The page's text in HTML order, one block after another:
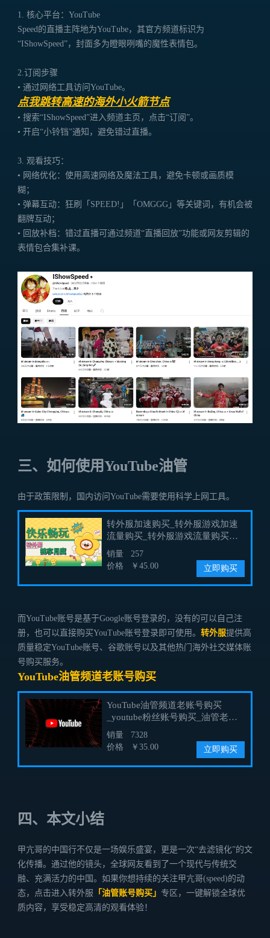
1. 核心平台：YouTube
Speed的直播主阵地为YouTube，其官方频道标识为
“IShowSpeed”，封面多为瞪眼咧嘴的魔性表情包。
2.订阅步骤
• 通过网络工具访问YouTube。
点我跳转高速的海外小火箭节点
• 搜索“IShowSpeed”进入频道主页，点击“订阅”。
• 开启“小铃铛”通知，避免错过直播。
3. 观看技巧：
• 网络优化：使用高速网络及魔法工具，避免卡顿或画质模
糊；
• 弹幕互动：狂刷「SPEED!」「OMGGG」等关键词，有机会被
翻牌互动；
• 回放补档：错过直播可通过频道“直播回放”功能或网友剪辑的
表情包合集补课。
三、如何使用YouTube油管
由于政策限制，国内访问YouTube需要使用科学上网工具。
而YouTube账号是基于Google账号登录的，没有的可以自己注
册，也可以直接购买YouTube账号登录即可使用。 转外服提供高
质量稳定YouTube账号、谷歌账号以及其他热门海外社交媒体账
号购买服务。
YouTube油管频道老账号购买
四、本文小结
甲亢哥的中国行不仅是一场娱乐盛宴，更是一次“去滤镜化”的文
化传播。通过他的镜头，全球网友看到了一个现代与传统交
融、充满活力的中国。如果你想持续的关注甲亢哥(speed)的动
态，点击进入转外服 「油管账号购买」 专区，一键解锁全球优
质内容，享受稳定高清的观看体验！